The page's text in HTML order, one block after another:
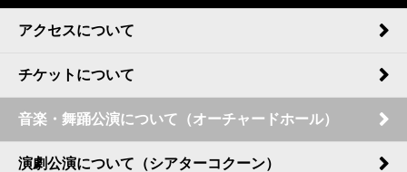
アクセスについて
チケットについて
音楽・舞踊公演について（オーチャードホール）
演劇公演について（シアターコクーン）